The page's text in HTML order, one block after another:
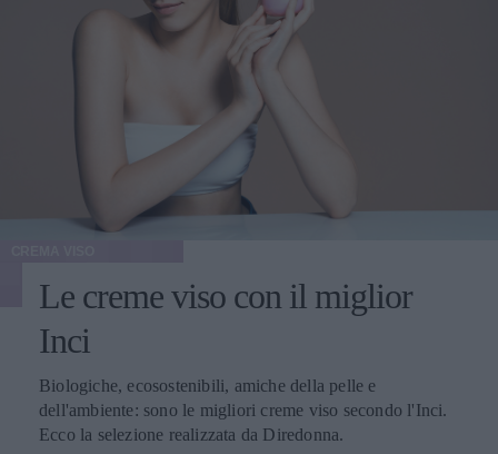
Le creme viso con il miglior
Inci
Biologiche, ecosostenibili, amiche della pelle e
dell'ambiente: sono le migliori creme viso secondo l'Inci.
Ecco la selezione realizzata da Diredonna.